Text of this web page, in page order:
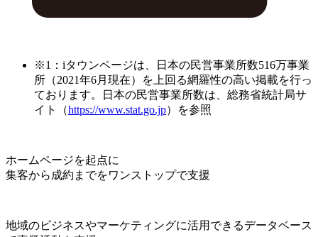
※1：iタウンページは、日本の民営事業所数516万事業
所（2021年6月現在）を上回る網羅性の高い掲載を行っ
ております。日本の民営事業所数は、総務省統計局サ
イト（https://www.stat.go.jp）を参照
ホームページを起点に
集客から成約までをワンストップで支援
地域のビジネスやマーケティングに活用できるデータベース